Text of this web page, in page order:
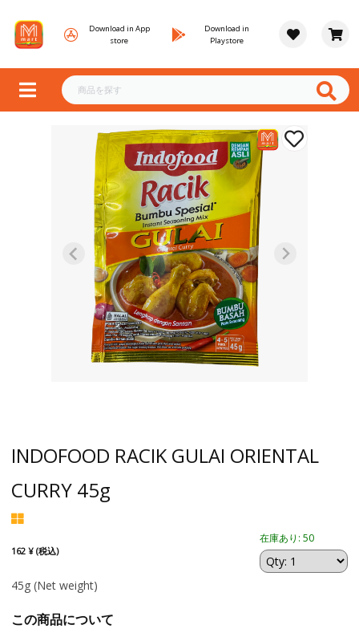
Download in App
store
Download in
Playstore
INDOFOOD RACIK GULAI ORIENTAL
CURRY 45g
162 ¥ (税込)
在庫あり: 50
45g (Net weight)
この商品について